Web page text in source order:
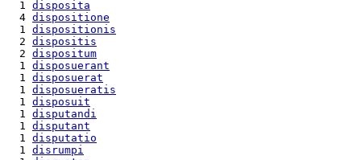
  1
disposita
  4
dispositione
  1
dispositionis
  2
dispositis
  2
dispositum
  1
disposuerant
  1
disposuerat
  1
disposueratis
  1
disposuit
  1
disputandi
  1
disputant
  1
disputatio
  1
disrumpi